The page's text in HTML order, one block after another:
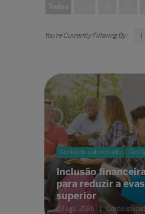
Todos
Conteúdo patrocinado
Inclusão
para reduzir a
superior
03 ago. 2026 Conteúdo